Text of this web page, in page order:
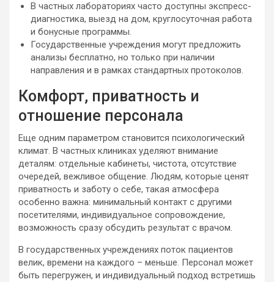
В частных лабораториях часто доступны экспресс-
диагностика, выезд на дом, круглосуточная работа
и бонусные программы.
Государственные учреждения могут предложить
анализы бесплатно, но только при наличии
направления и в рамках стандартных протоколов.
Комфорт, приватность и
отношение персонала
Еще одним параметром становится психологический
климат. В частных клиниках уделяют внимание
деталям: отдельные кабинеты, чистота, отсутствие
очередей, вежливое общение. Людям, которые ценят
приватность и заботу о себе, такая атмосфера
особенно важна: минимальный контакт с другими
посетителями, индивидуальное сопровождение,
возможность сразу обсудить результат с врачом.
В государственных учреждениях поток пациентов
велик, времени на каждого – меньше. Персонал может
быть перегружен, и индивидуальный подход встретишь